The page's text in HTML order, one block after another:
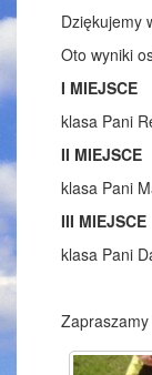
Dziękujemy
Oto wyniki
I MIEJSCE
klasa Pani
II MIEJSCE
klasa Pani
III MIEJSCE
klasa Pani
Zapraszamy